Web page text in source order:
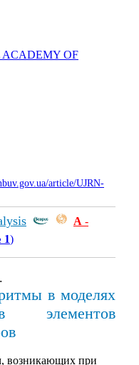
ACADEMY OF
article/UJRN-
А -
1)
в моделях
элементов
возникающих при